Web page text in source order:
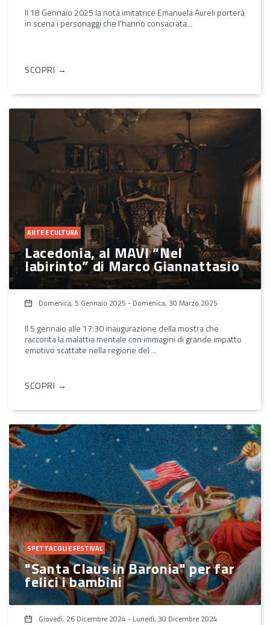
Il 18 Gennaio 2025 la nota imitatrice Emanuela Aureli porterà
in scena i personaggi che l'hanno consacrata...
SCOPRI →
ARTE E CULTURA
Lacedonia, al MAVI “Nel
labirinto” di Marco Giannattasio
Domenica, 5 Gennaio 2025 - Domenica, 30 Marzo 2025
Il 5 gennaio alle 17:30 inaugurazione della mostra che
racconta la malattia mentale con immagini di grande impatto
emotivo scattate nella regione del ...
SCOPRI →
SPETTACOLI E FESTIVAL
"Santa Claus in Baronia" per far
felici i bambini
Giovedì, 26 Dicembre 2024 - Lunedì, 30 Dicembre 2024